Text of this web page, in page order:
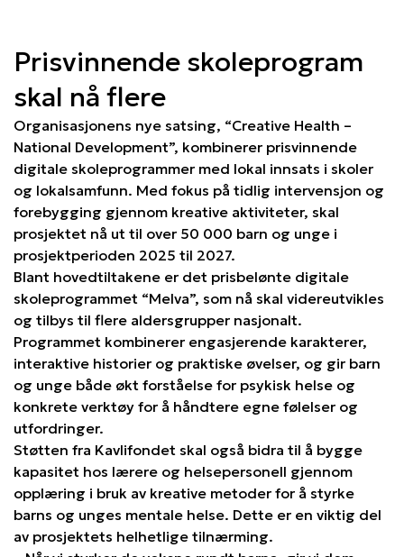
Prisvinnende skoleprogram
skal nå flere
Organisasjonens nye satsing, “Creative Health –
National Development”, kombinerer prisvinnende
digitale skoleprogrammer med lokal innsats i skoler
og lokalsamfunn. Med fokus på tidlig intervensjon og
forebygging gjennom kreative aktiviteter, skal
prosjektet nå ut til over 50 000 barn og unge i
prosjektperioden 2025 til 2027.
Blant hovedtiltakene er det prisbelønte digitale
skoleprogrammet “Melva”, som nå skal videreutvikles
og tilbys til flere aldersgrupper nasjonalt.
Programmet kombinerer engasjerende karakterer,
interaktive historier og praktiske øvelser, og gir barn
og unge både økt forståelse for psykisk helse og
konkrete verktøy for å håndtere egne følelser og
utfordringer.
Støtten fra Kavlifondet skal også bidra til å bygge
kapasitet hos lærere og helsepersonell gjennom
opplæring i bruk av kreative metoder for å styrke
barns og unges mentale helse. Dette er en viktig del
av prosjektets helhetlige tilnærming.